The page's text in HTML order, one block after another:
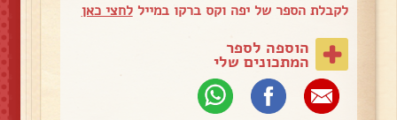
לקבלת הספר של יפה וקס ברקו במייללחצי כאן
הוספה לספר
המתכונים שלי